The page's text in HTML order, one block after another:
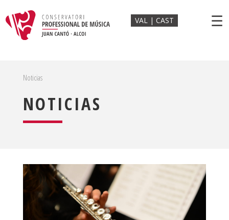
VAL CAST ☰
Noticias
NOTICIAS